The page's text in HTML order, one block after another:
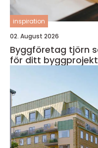
inspiration
02. August 2026
Byggföretag tjörn så väljer du rätt partner
för ditt byggprojekt